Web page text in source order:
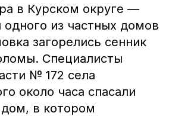
в Курском округе —
одного из частных домов
загорелись сенник
Специалисты
№ 172 села
около часа спасали
в котором